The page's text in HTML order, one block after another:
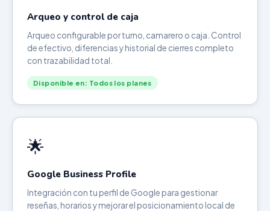
Arqueo y control de caja
Arqueo configurable por turno, camarero o caja. Control
de efectivo, diferencias y historial de cierres completo
con trazabilidad total.
Disponible en: Todos los planes
🌟
Google Business Profile
Integración con tu perfil de Google para gestionar
reseñas, horarios y mejorar el posicionamiento local de